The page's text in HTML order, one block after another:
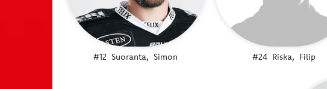
#12 Suoranta, Simon #24 Riska, Filip